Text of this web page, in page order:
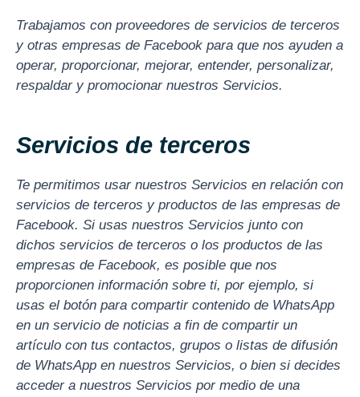
Trabajamos con proveedores de servicios de terceros
y otras empresas de Facebook para que nos ayuden a
operar, proporcionar, mejorar, entender, personalizar,
respaldar y promocionar nuestros Servicios.
Servicios de terceros
Te permitimos usar nuestros Servicios en relación con
servicios de terceros y productos de las empresas de
Facebook. Si usas nuestros Servicios junto con
dichos servicios de terceros o los productos de las
empresas de Facebook, es posible que nos
proporcionen información sobre ti, por ejemplo, si
usas el botón para compartir contenido de WhatsApp
en un servicio de noticias a fin de compartir un
artículo con tus contactos, grupos o listas de difusión
de WhatsApp en nuestros Servicios, o bien si decides
acceder a nuestros Servicios por medio de una